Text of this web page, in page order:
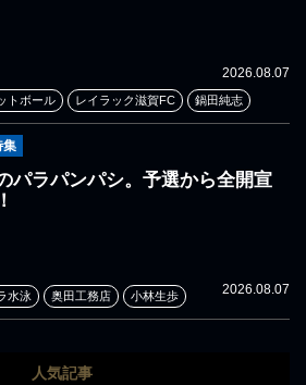
2026.08.07
トボール レイラック滋賀FC 鍋田純志
集
パラパンパシ。予選から全開宣
2026.08.07
水泳 奥田工務店 小林生歩
人気記事